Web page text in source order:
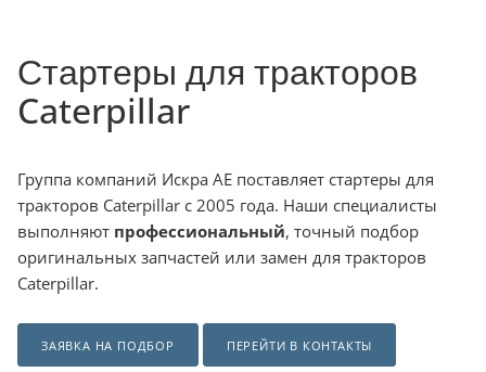
Стартеры для тракторов
Caterpillar
Группа компаний Искра АЕ поставляет стартеры для
тракторов Caterpillar с 2005 года. Наши специалисты
выполняют профессиональный, точный подбор
оригинальных запчастей или замен для тракторов
Caterpillar.
ЗАЯВКА НА ПОДБОР ПЕРЕЙТИ В КОНТАКТЫ